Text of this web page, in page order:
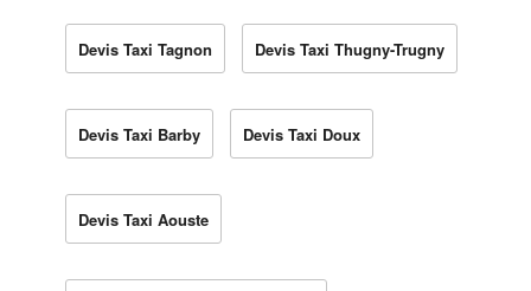
Devis Taxi Tagnon Devis Taxi Thugny-Trugny
Devis Taxi Barby Devis Taxi Doux
Devis Taxi Aouste